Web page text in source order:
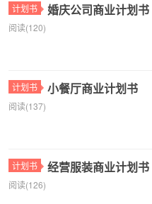
计划书 婚庆公司商业计划书
阅读(120)
计划书 小餐厅商业计划书
阅读(137)
计划书 经营服装商业计划书
阅读(126)